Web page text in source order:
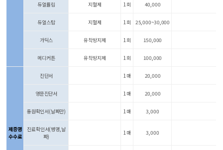
듀얼튤립 지혈제 1회 40,000
듀얼스탑 지혈제 1회 25,000~30,000
가딕스 유착방지제 1회 150,000
메디커튼 유착방지제 1회 100,000
제증명
수수료
진단서 1매 20,000
영문진단서 1매 20,000
통원확인서(날짜만) 1매 3,000
진료확인서(병명,날
짜)
1매 3,000